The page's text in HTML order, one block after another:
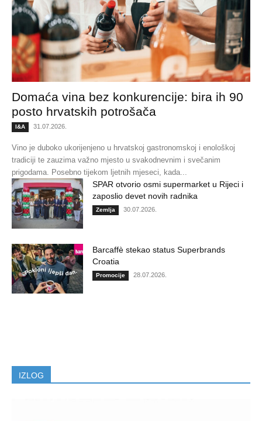
Domaća vina bez konkurencije: bira ih 90
posto hrvatskih potrošača
I&A 31.07.2026.
Vino je duboko ukorijenjeno u hrvatskoj gastronomskoj i enološkoj
tradiciji te zauzima važno mjesto u svakodnevnim i svečanim
prigodama. Posebno tijekom ljetnih mjeseci, kada...
SPAR otvorio osmi supermarket u Rijeci i
zaposlio devet novih radnika
Zemlja 30.07.2026.
Barcaffè stekao status Superbrands
Croatia
Promocije 28.07.2026.
IZLOG